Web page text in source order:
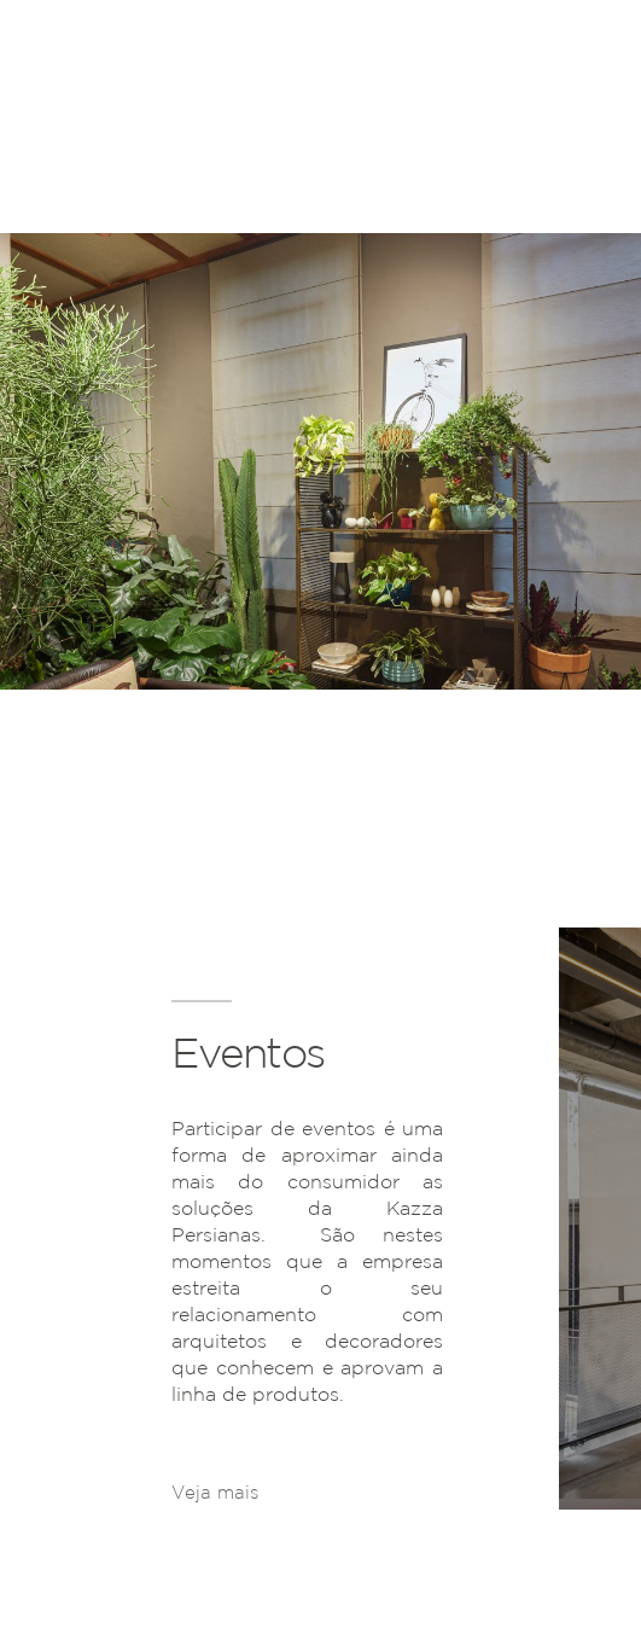
Eventos
Participar de eventos é uma
forma de aproximar ainda
mais do consumidor as
soluções da Kazza
Persianas. São nestes
momentos que a empresa
estreita o seu
relacionamento com
arquitetos e decoradores
que conhecem e aprovam a
linha de produtos.
Veja mais